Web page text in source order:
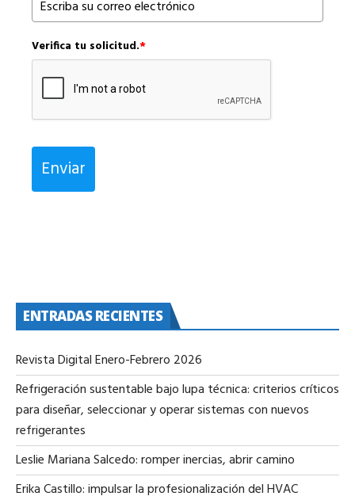
Verifica tu solicitud.*
Enviar
ENTRADAS RECIENTES
Revista Digital Enero-Febrero 2026
Refrigeración sustentable bajo lupa técnica: criterios críticos
para diseñar, seleccionar y operar sistemas con nuevos
refrigerantes
Leslie Mariana Salcedo: romper inercias, abrir camino
Erika Castillo: impulsar la profesionalización del HVAC